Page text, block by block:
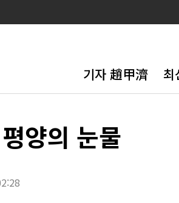
기자 趙甲濟 최
양의 눈물